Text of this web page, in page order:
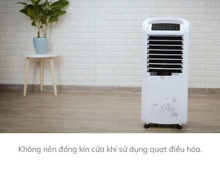
Không nên đóng kín cửa khi sử dụng quạt điều hóa.